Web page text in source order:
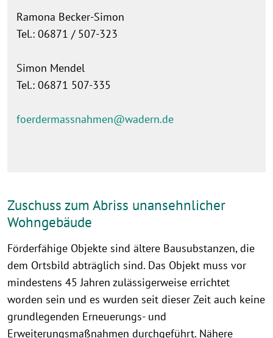
Ramona Becker-Simon
Tel.: 06871 / 507-323
Simon Mendel
Tel.: 06871 507-335
foerdermassnahmen@wadern.de
Zuschuss zum Abriss unansehnlicher
Wohngebäude
Förderfähige Objekte sind ältere Bausubstanzen, die
dem Ortsbild abträglich sind. Das Objekt muss vor
mindestens 45 Jahren zulässigerweise errichtet
worden sein und es wurden seit dieser Zeit auch keine
grundlegenden Erneuerungs- und
Erweiterungsmaßnahmen durchgeführt. Nähere